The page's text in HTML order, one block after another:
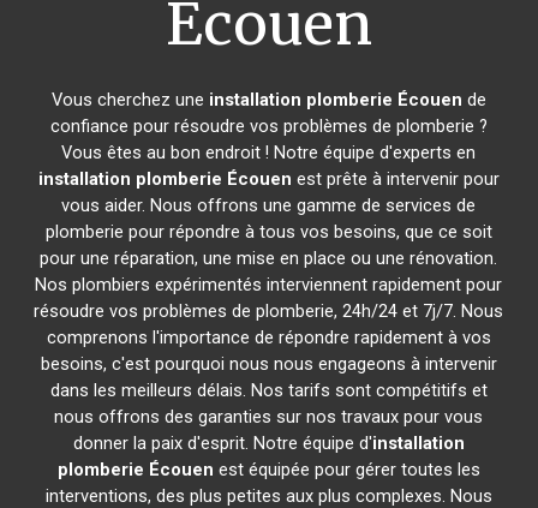
Écouen
Vous cherchez une installation plomberie Écouen de
confiance pour résoudre vos problèmes de plomberie ?
Vous êtes au bon endroit ! Notre équipe d'experts en
installation plomberie Écouen est prête à intervenir pour
vous aider. Nous offrons une gamme de services de
plomberie pour répondre à tous vos besoins, que ce soit
pour une réparation, une mise en place ou une rénovation.
Nos plombiers expérimentés interviennent rapidement pour
résoudre vos problèmes de plomberie, 24h/24 et 7j/7. Nous
comprenons l'importance de répondre rapidement à vos
besoins, c'est pourquoi nous nous engageons à intervenir
dans les meilleurs délais. Nos tarifs sont compétitifs et
nous offrons des garanties sur nos travaux pour vous
donner la paix d'esprit. Notre équipe d'installation
plomberie Écouen est équipée pour gérer toutes les
interventions, des plus petites aux plus complexes. Nous